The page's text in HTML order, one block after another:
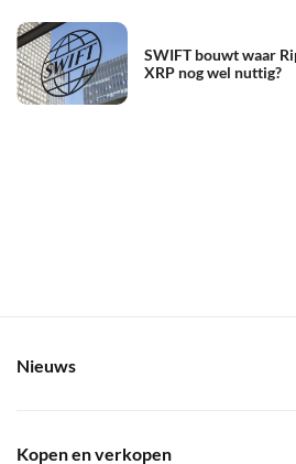
SWIFT bouwt waar
XRP nog wel nuttig?
Nieuws
Kopen en verkopen